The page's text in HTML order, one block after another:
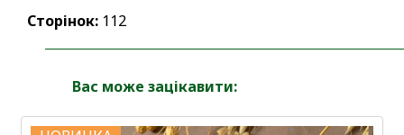
Сторінок: 112
Вас може зацікавити: